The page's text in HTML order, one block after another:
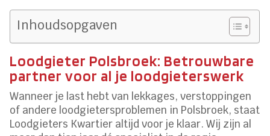
Inhoudsopgaven
Loodgieter Polsbroek: Betrouwbare
partner voor al je loodgieterswerk
Wanneer je last hebt van lekkages, verstoppingen
of andere loodgietersproblemen in Polsbroek, staat
Loodgieters Kwartier altijd voor je klaar. Wij zijn al